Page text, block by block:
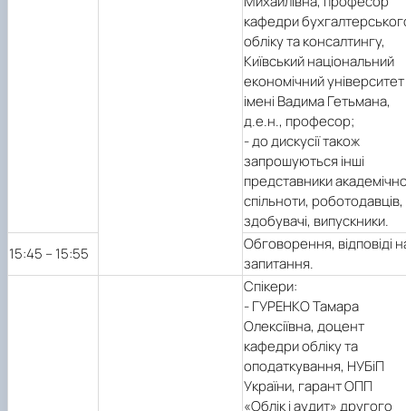
кафедри
обліку та консалтингу,
Київський національний
економічний університет
імені Вадима Гетьмана,
д.е.н., професор;
- до дискусії також
запрошуються інші
представники
спільноти, роботодавців,
здобувачі, випускники.
15:45 – 15:55
Обговорення, відповіді
запитання.
Спікери:
- ГУРЕНКО Тамара
Олексіївна, доцент
кафедри обліку та
оподаткування, НУБіП
України, гарант ОПП
«Облік і аудит» другого